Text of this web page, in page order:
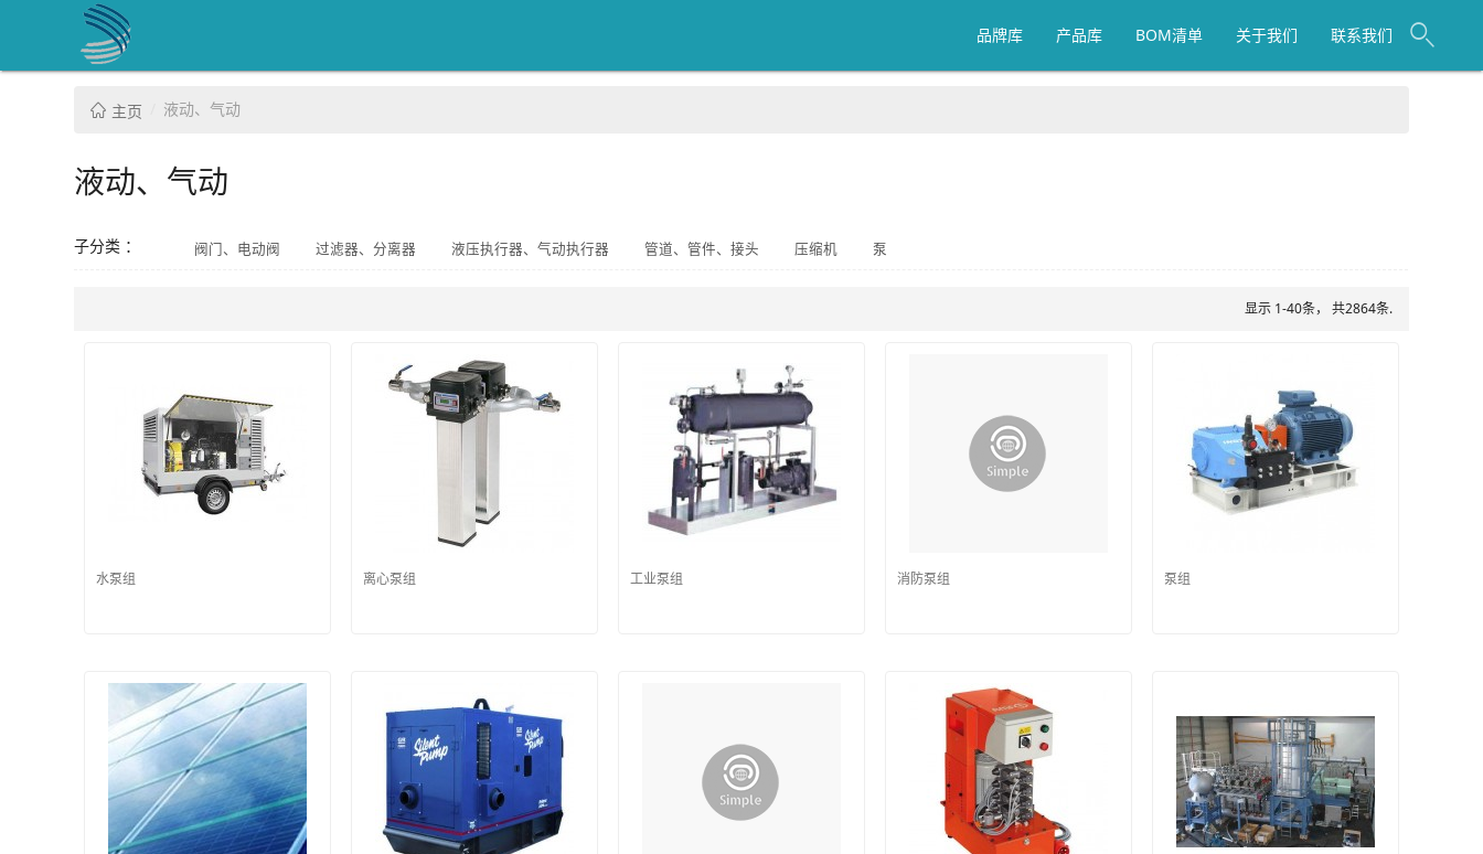
品牌库 产品库 BOM清单 关于我们 联系我们
主页 液动、气动
液动、气动
子分类 ： 阀门、电动阀 过滤器、分离器 液压执行器、气动执行器 管道、管件、接头 压缩机 泵
显示 1-40条， 共2864条.
水泵组 离心泵组 工业泵组 消防泵组 泵组